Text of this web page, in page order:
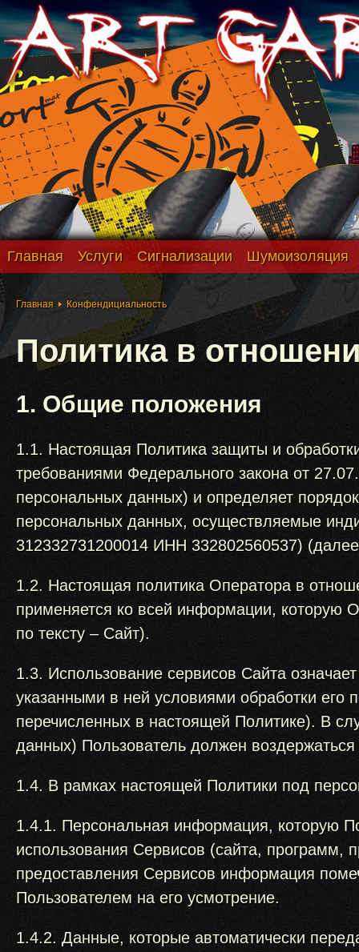
Главная Услуги Сигнализации Шумоизоляция
Главная Конфендициальность
Политика в
1. Общие положения
1.1. Настоящая Политика защиты и
требованиями Федерального закона от
персональных данных) и определяет
персональных данных, осуществляемые
312332731200014 ИНН 332802560537)
1.2. Настоящая политика Оператора в
применяется ко всей информации, которую
по тексту – Сайт).
1.3. Использование сервисов Сайта
указанными в ней условиями обработки
перечисленных в настоящей Политике). В
данных) Пользователь должен
1.4. В рамках настоящей Политики под
1.4.1. Персональная информация, которую
использования Сервисов (сайта, программ,
предоставления Сервисов информация
Пользователем на его усмотрение.
1.4.2. Данные, которые автоматически